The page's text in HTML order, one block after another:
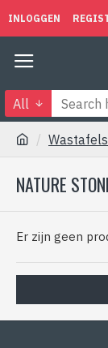
INLOGGEN
All
NATURE
Er zijn geen